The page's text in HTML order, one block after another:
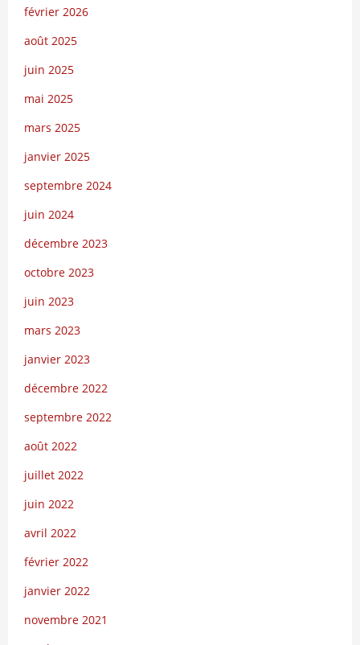
février 2026
août 2025
juin 2025
mai 2025
mars 2025
janvier 2025
septembre 2024
juin 2024
décembre 2023
octobre 2023
juin 2023
mars 2023
janvier 2023
décembre 2022
septembre 2022
août 2022
juillet 2022
juin 2022
avril 2022
février 2022
janvier 2022
novembre 2021